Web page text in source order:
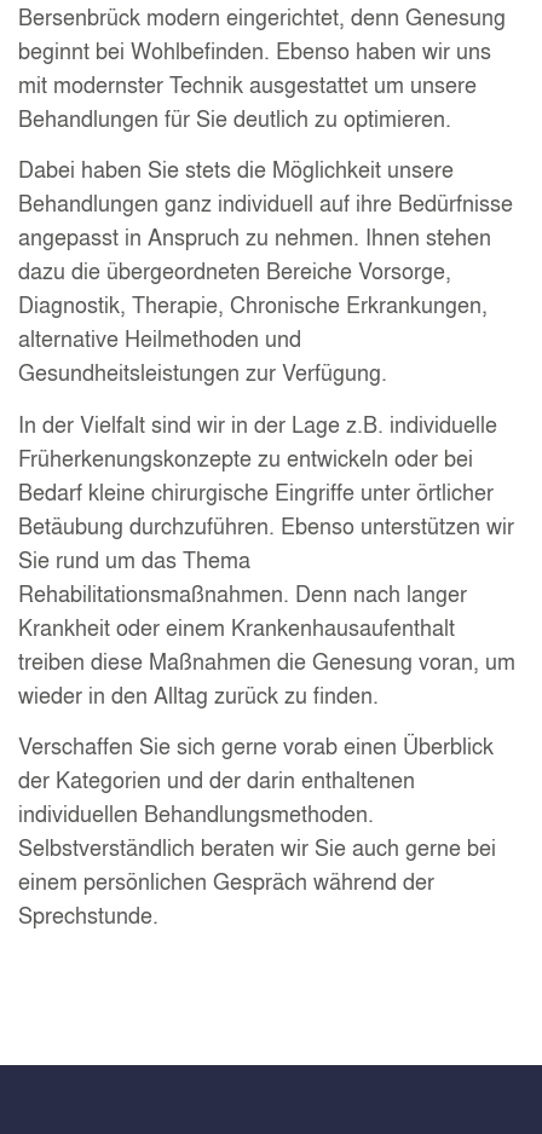
Bersenbrück modern eingerichtet, denn Genesung
beginnt bei Wohlbefinden. Ebenso haben wir uns
mit modernster Technik ausgestattet um unsere
Behandlungen für Sie deutlich zu optimieren.
Dabei haben Sie stets die Möglichkeit unsere
Behandlungen ganz individuell auf ihre Bedürfnisse
angepasst in Anspruch zu nehmen. Ihnen stehen
dazu die übergeordneten Bereiche Vorsorge,
Diagnostik, Therapie, Chronische Erkrankungen,
alternative Heilmethoden und
Gesundheitsleistungen zur Verfügung.
In der Vielfalt sind wir in der Lage z.B. individuelle
Früherkenungskonzepte zu entwickeln oder bei
Bedarf kleine chirurgische Eingriffe unter örtlicher
Betäubung durchzuführen. Ebenso unterstützen wir
Sie rund um das Thema
Rehabilitationsmaßnahmen. Denn nach langer
Krankheit oder einem Krankenhausaufenthalt
treiben diese Maßnahmen die Genesung voran, um
wieder in den Alltag zurück zu finden.
Verschaffen Sie sich gerne vorab einen Überblick
der Kategorien und der darin enthaltenen
individuellen Behandlungsmethoden.
Selbstverständlich beraten wir Sie auch gerne bei
einem persönlichen Gespräch während der
Sprechstunde.